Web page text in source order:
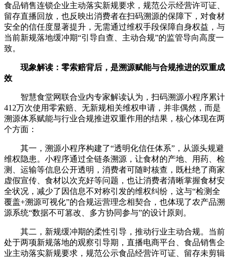
食品销售连锁企业主动落实新规要求，规范公示经营许可证、
留存直播回放，也反映出消费者在扫码溯源的保障下，对食材
安全的信任度显著提升，无需通过维权手段保障自身权益，与
当前新规落地缓冲期“引导自查、主动合规”的监管导向高度一
致。
现象解读：零索赔背后，是溯源赋能与合规推进的双重成
效
智慧食堂网联合业内专家解读认为，扫码溯源小程序累计
412万次使用零索赔、无新规相关维权申请，并非偶然，而是
溯源体系赋能与行业合规推进双重作用的结果，核心体现在两
个方面：
其一，溯源小程序构建了“透明化信任体系”，从源头规避
维权隐患。小程序通过全链条溯源，让食材的产地、用药、检
测、运输等信息公开透明，消费者可随时核查，既杜绝了商家
虚假宣传、食材以次充好等问题，也让消费者清晰掌握食材安
全状况，减少了因信息不对称引发的维权纠纷，这与“检测全
覆盖+溯源可视化”的合规运营理念相契合，也体现了农产品溯
源系统“数据不可篡改、多方协同参与”的设计原则。
其二，新规缓冲期的柔性引导，推动行业主动合规。当前
处于两项新规落地的观察引导期，直播电商平台、食品销售企
业主动落实新规要求，规范公示食品经营许可证、留存未剪辑